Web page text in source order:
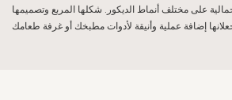
على مختلف أنماط الديكور. شكلها المربع وتصميمها